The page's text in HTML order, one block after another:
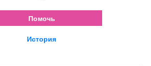
Помочь
История